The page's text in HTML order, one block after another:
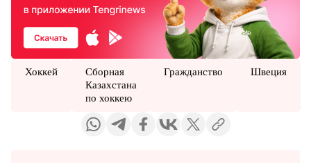
Хоккей
Сборная
Казахстана
по хоккею
Гражданство Швеция